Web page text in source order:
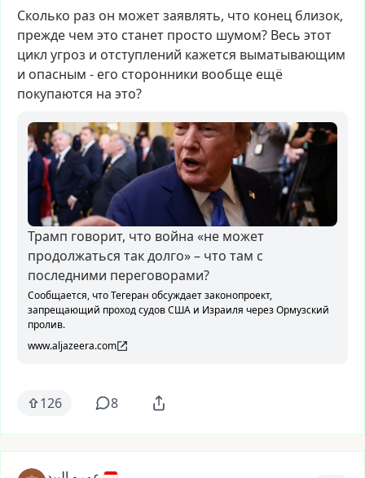
Сколько раз он можетзаявлять, что конец близок,
прежде чем это станет просто шумом? Весь этот
цикл угроз и отступлений кажется выматывающим
и опасным - его сторонники вообще ещё
покупаются на это?
Трамп говорит, что война «не может
продолжаться так долго» – что там с
последними переговорами?
Сообщается, что Тегеран обсуждает законопроект,
запрещающий проход судов США и Израиля через Ормузский
пролив.
www.aljazeera.com
126 8